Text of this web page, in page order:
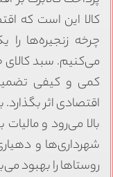
کالا این است که
چرخه زنجیره‌ها را
کمی و کیفی
اقتصادی اثر
بالا می‌رود و
شهرداری‌ها و
روستاها را بهبود